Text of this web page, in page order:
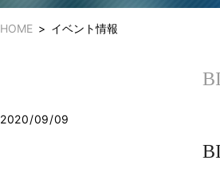
HOME イベント情報
2020/09/09